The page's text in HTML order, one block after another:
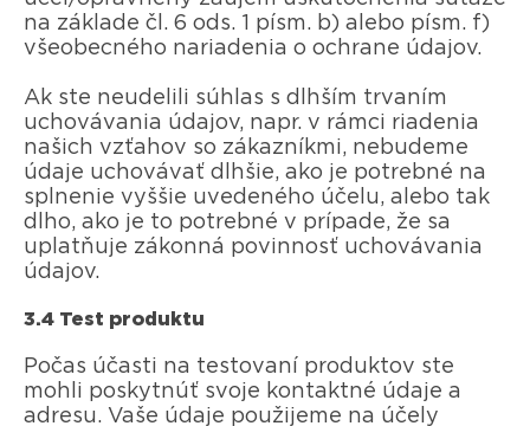
na základe čl. 6 ods. 1 písm. b) alebo písm. f)
všeobecného nariadenia o ochrane údajov.
Ak ste neudelili súhlas s dlhším trvaním
uchovávania údajov, napr. v rámci riadenia
našich vzťahov so zákazníkmi, nebudeme
údaje uchovávať dlhšie, ako je potrebné na
splnenie vyššie uvedeného účelu, alebo tak
dlho, ako je to potrebné v prípade, že sa
uplatňuje zákonná povinnosť uchovávania
údajov.
3.4 Test produktu
Počas účasti na testovaní produktov ste
mohli poskytnúť svoje kontaktné údaje a
adresu. Vaše údaje použijeme na účely